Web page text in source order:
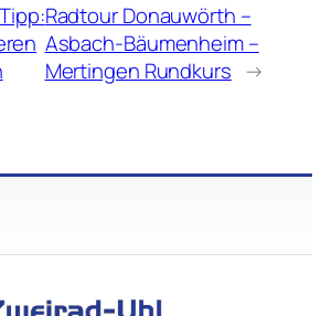
Radtour Donauwörth –
Asbach-Bäumenheim –
Mertingen Rundkurs →